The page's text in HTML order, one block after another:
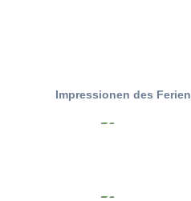
Impressionen des